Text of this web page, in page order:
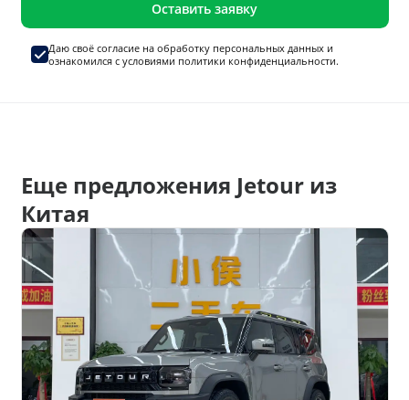
Оставить заявку
Даю своё согласие на обработку персональных данныхи
ознакомился с условиями политики конфиденциальности.
Еще предложения Jetour из
Китая